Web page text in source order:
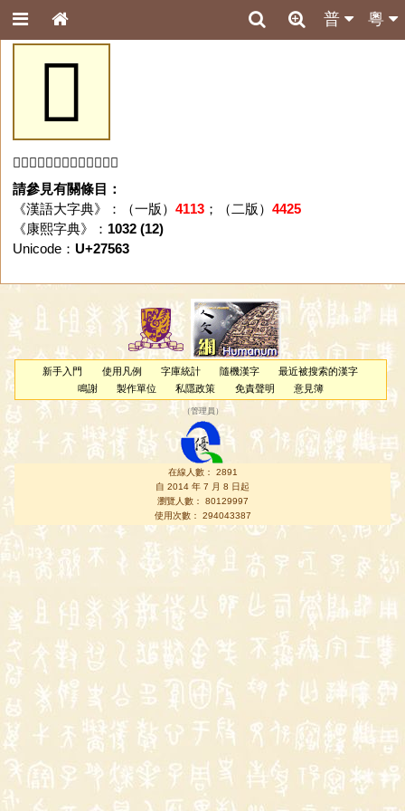
粵
普
𧕣
「𧕣」字未收錄於本資料庫。
請參見有關條目：
《漢語大字典》：（一版） 4113；（二版） 4425
《康熙字典》： 1032 (12)
Unicode： U+27563
新手入門 使用凡例 字庫統計 隨機漢字
最近被搜索的漢字
鳴謝
製作單位 私隱政策 免責聲明 意見簿
（管理員 ）
在線人數： 2891
自 2014 年 7 月 8 日起
瀏覽人數： 80129997
使用次數： 294043387